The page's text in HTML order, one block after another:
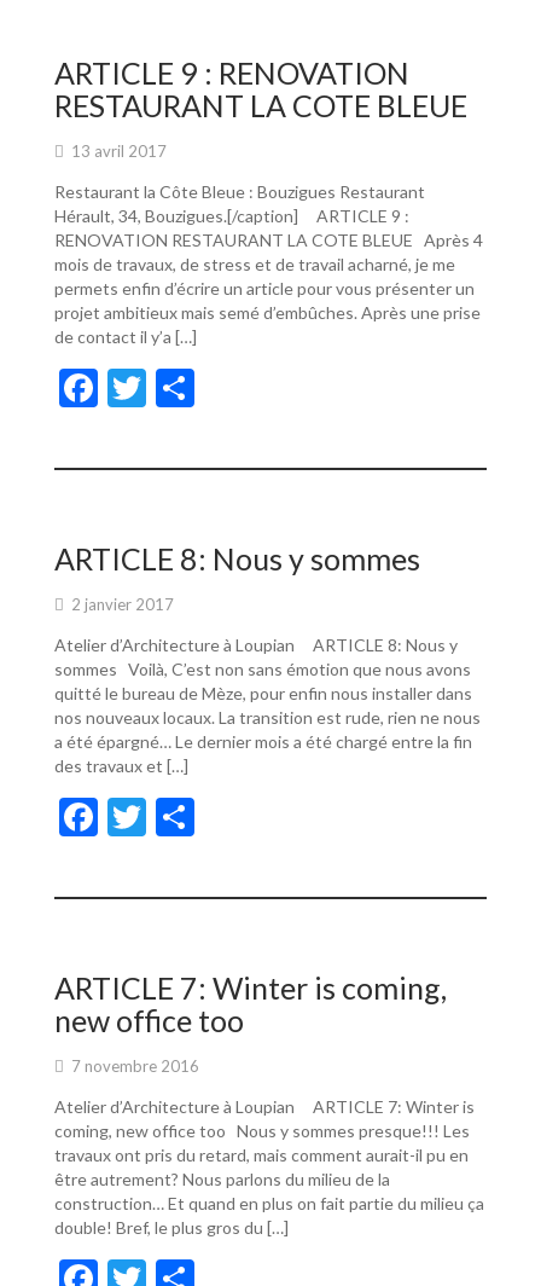
o
o
k
er
ARTICLE 9 : RENOVATION
RESTAURANT LA COTE BLEUE
13 avril 2017
Restaurant la Côte Bleue : Bouzigues Restaurant
Hérault, 34, Bouzigues.[/caption] ARTICLE 9 :
RENOVATION RESTAURANT LA COTE BLEUE Après 4
mois de travaux, de stress et de travail acharné, je me
permets enfin d’écrire un article pour vous présenter un
projet ambitieux mais semé d’embûches. Après une prise
de contact il y’a […]
F
e
o
o
k
T
itt ta
er
ARTICLE 8: Nous y sommes
2 janvier 2017
Atelier d’Architecture à Loupian ARTICLE 8: Nous y
sommes Voilà, C’est non sans émotion que nous avons
quitté le bureau de Mèze, pour enfin nous installer dans
nos nouveaux locaux. La transition est rude, rien ne nous
a été épargné… Le dernier mois a été chargé entre la fin
des travaux et […]
F
e
o
o
k
T
itt ta
er
ARTICLE 7: Winter is coming,
new office too
7 novembre 2016
Atelier d’Architecture à Loupian ARTICLE 7: Winter is
coming, new office too Nous y sommes presque!!! Les
travaux ont pris du retard, mais comment aurait-il pu en
être autrement? Nous parlons du milieu de la
construction… Et quand en plus on fait partie du milieu ça
double! Bref, le plus gros du […]